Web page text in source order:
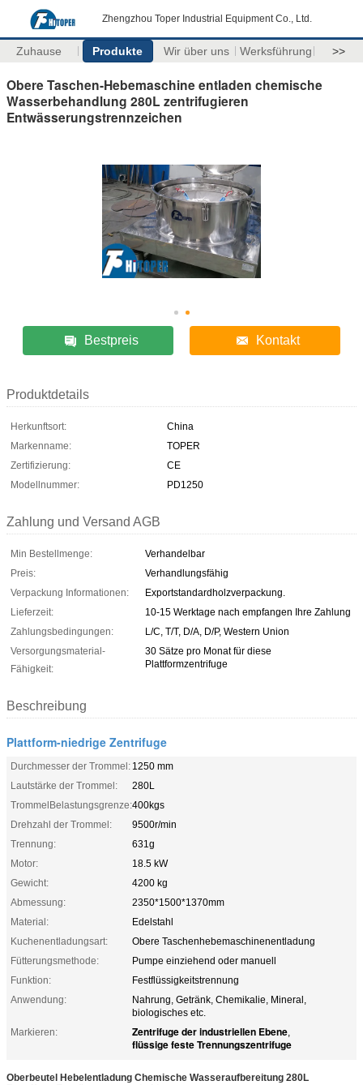
Zhengzhou Toper Industrial Equipment Co., Ltd.
Zuhause Produkte Wir über uns Werksführung >>
Obere Taschen-Hebemaschine entladen chemische
Wasserbehandlung 280L zentrifugieren
Entwässerungstrennzeichen
Bestpreis Kontakt
Produktdetails
Herkunftsort:
China
Markenname:
TOPER
Zertifizierung:
CE
Modellnummer:
PD1250
Zahlung und Versand AGB
Min Bestellmenge:
Verhandelbar
Preis:
Verhandlungsfähig
Verpackung Informationen:
Exportstandardholzverpackung.
Lieferzeit:
10-15 Werktage nach empfangen Ihre Zahlung
Zahlungsbedingungen:
L/C, T/T, D/A, D/P, Western Union
Versorgungsmaterial-
Fähigkeit:
30 Sätze pro Monat für diese
Plattformzentrifuge
Beschreibung
Plattform-niedrige Zentrifuge
Durchmesser der Trommel: 1250 mm
Lautstärke der Trommel:
280L
TrommelBelastungsgrenze:400kgs
Drehzahl der Trommel:
9500r/min
Trennung:
631g
Motor:
18.5 kW
Gewicht:
4200 kg
Abmessung:
2350*1500*1370mm
Material:
Edelstahl
Kuchenentladungsart:
Obere Taschenhebemaschinenentladung
Fütterungsmethode:
Pumpe einziehend oder manuell
Funktion:
Festflüssigkeitstrennung
Anwendung:
Nahrung, Getränk, Chemikalie, Mineral,
biologisches etc.
Markieren:
Zentrifuge der industriellen Ebene,
flüssige feste Trennungszentrifuge
Oberbeutel Hebelentladung Chemische Wasseraufbereitung 280L